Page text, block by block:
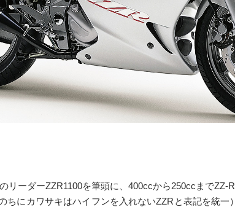
リーダーZZR1100を筆頭に、400ccから250ccまでZZ-
ちにカワサキはハイフンを入れないZZRと表記を統